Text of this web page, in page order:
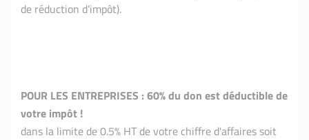
de réduction d’impôt).
POUR LES ENTREPRISES : 60% du don est déductible de
votre impôt !
dans la limite de 0.5% HT de votre chiffre d'affaires soit